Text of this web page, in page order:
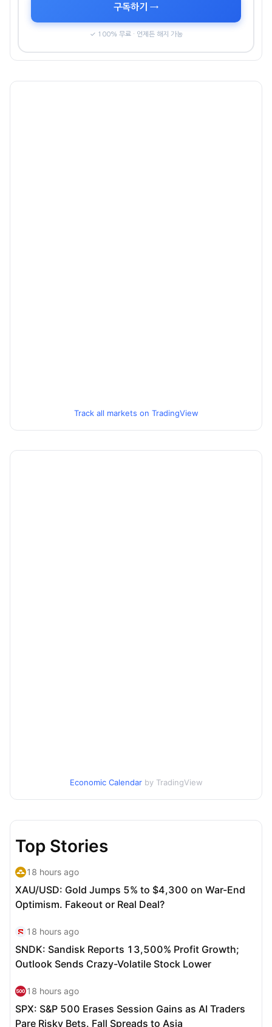
구독하기 →
✓ 100% 무료 · 언제든 해지 가능
Track all markets on TradingView
Economic Calendar by TradingView